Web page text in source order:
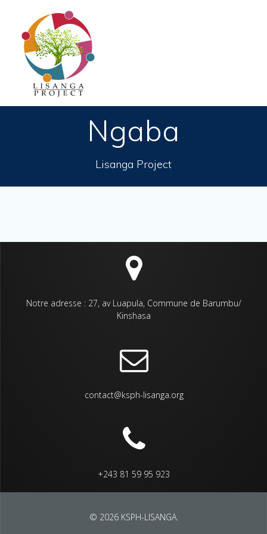
Ngaba
Lisanga Project
Notre adresse : 27, av Luapula, Commune de Barumbu/
Kinshasa
contact@ksph-lisanga.org
+243 81 59 95 923
© 2026 KSPH-LISANGA.